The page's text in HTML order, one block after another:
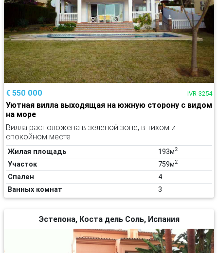
€ 550 000 IVR-3254
Уютная вилла выходящая на южную сторону с видом
на море
Вилла расположена в зеленой зоне, в тихом и
спокойном месте
Жилая площадь 193м2
Участок 759м2
Спален
4
Ванных комнат
3
Эстепона, Коста дель Соль, Испания